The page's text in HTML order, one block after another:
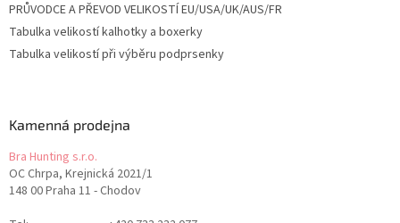
PRŮVODCE A PŘEVOD VELIKOSTÍ EU/USA/UK/AUS/FR
Tabulka velikostí kalhotky a boxerky
Tabulka velikostí při výběru podprsenky
Kamenná prodejna
Bra Hunting s.r.o.
OC Chrpa, Krejnická 2021/1
148 00 Praha 11 - Chodov